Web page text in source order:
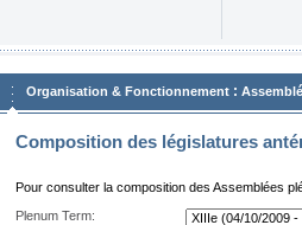
Organisation & Fonctionnement :
Composition des législatures
Pour consulter la composition des Assemblées
Plenum Term: